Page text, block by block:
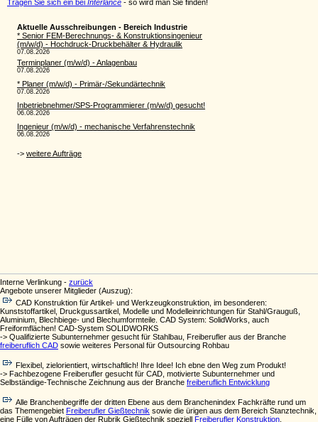
Tragen Sie sich ein bei Interlance - so wird man Sie finden!
Interne Verlinkung - zurück
Angebote unserer Mitglieder (Auszug):
CAD Konstruktion für Artikel- und Werkzeugkonstruktion, im besonderen:
Kunststoffartikel, Druckgussartikel, Modelle und Modelleinrichtungen für Stahl/Grauguß,
Aluminium, Blechbiege- und Blechumformteile. CAD System: SolidWorks, auch
Freiformflächen! CAD-System SOLIDWORKS
-> Qualifizierte Subunternehmer gesucht für Stahlbau, Freiberufler aus der Branche
freiberuflich CAD sowie weiteres Personal für Outsourcing Rohbau
Flexibel, zielorientiert, wirtschaftlich! Ihre Idee! Ich ebne den Weg zum Produkt!
-> Fachbezogene Freiberufler gesucht für CAD, motivierte Subunternehmer und
Selbständige-Technische Zeichnung aus der Branche freiberuflich Entwicklung
Alle Branchenbegriffe der dritten Ebene aus dem Branchenindex Fachkräfte rund um
das Themengebiet Freiberufler Gießtechnik sowie die ürigen aus dem Bereich Stanztechnik,
eine Fülle von Aufträgen der Rubrik Gießtechnik speziell Freiberufler Konstruktion